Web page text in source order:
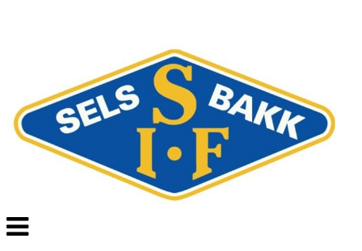
Veksle
navigasjon